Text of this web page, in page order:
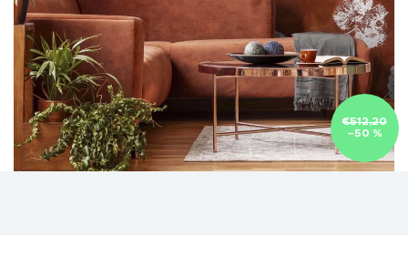
€512,20
–50 %